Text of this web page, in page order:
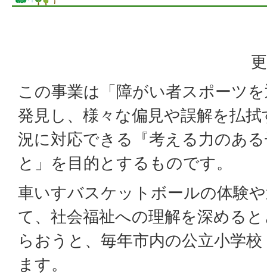
この事業は「障がい者スポーツ
発見し、様々な偏見や誤解を払
況に対応できる『考える力のあ
と」を目的とするものです。
車いすバスケットボールの体験
て、社会福祉への理解を深める
らおうと、毎年市内の公立小学
ます。